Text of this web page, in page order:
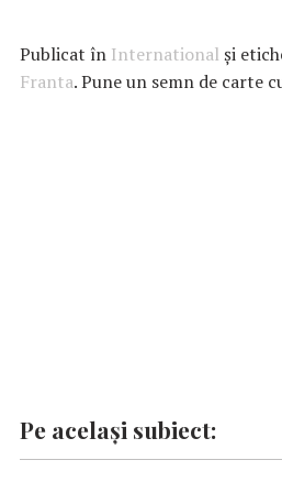
e
b
at
s
it
te
k
e
ai
l
Publicat în International și
Franta. Pune un semn de carte
Pe același subiect: